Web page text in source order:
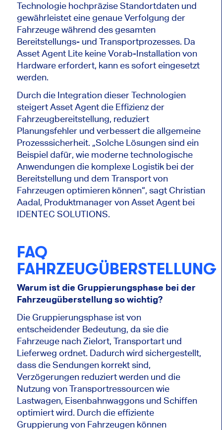
Technologie hochpräzise Standortdaten und
gewährleistet eine genaue Verfolgung der
Fahrzeuge während des gesamten
Bereitstellungs- und Transportprozesses. Da
Asset Agent Lite keine Vorab-Installation von
Hardware erfordert, kann es sofort eingesetzt
werden.
Durch die Integration dieser Technologien
steigert Asset Agent die Effizienz der
Fahrzeugbereitstellung, reduziert
Planungsfehler und verbessert die allgemeine
Prozesssicherheit. „Solche Lösungen sind ein
Beispiel dafür, wie moderne technologische
Anwendungen die komplexe Logistik bei der
Bereitstellung und dem Transport von
Fahrzeugen optimieren können“, sagt Christian
Aadal, Produktmanager von Asset Agent bei
IDENTEC SOLUTIONS.
FAQ
FAHRZEUGÜBERSTELLUNG
Warum ist die Gruppierungsphase bei der
Fahrzeugüberstellung so wichtig?
Die Gruppierungsphase ist von
entscheidender Bedeutung, da sie die
Fahrzeuge nach Zielort, Transportart und
Lieferweg ordnet. Dadurch wird sichergestellt,
dass die Sendungen korrekt sind,
Verzögerungen reduziert werden und die
Nutzung von Transportressourcen wie
Lastwagen, Eisenbahnwaggons und Schiffen
optimiert wird. Durch die effiziente
Gruppierung von Fahrzeugen können